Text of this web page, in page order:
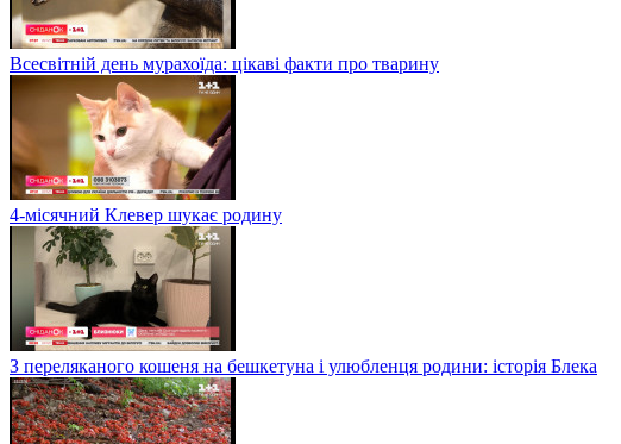
Всесвітній день мурахоїда: цікаві факти про тварину
4-місячний Клевер шукає родину
З переляканого кошеня на бешкетуна і улюбленця родини: історія Блека